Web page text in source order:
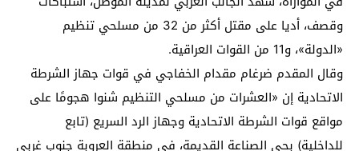
وقصف، أديا على مقتل أكثر من 32 من مسلحي تنظيم
«الدولة»، و11 من القوات العراقية.
وقال المقدم ضرغام مقدام الخفاجي في قوات جهاز الشرطة
الاتحادية إن «العشرات من مسلحي التنظيم شنوا هجومًا على
مواقع قوات الشرطة الاتحادية وجهاز الرد السريع (تابع
للداخلية) بحي الصناعة القديمة، في منطقة العروبة جنوب غربي